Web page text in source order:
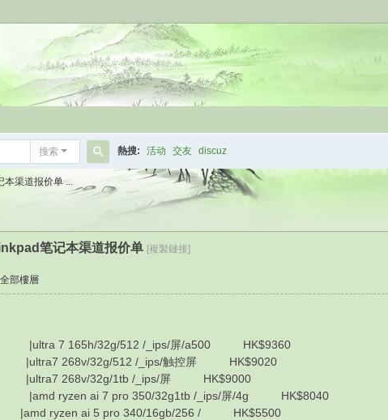
搜索
搜
索
熱搜: 活动 交友 discuz
本渠道报价单 ...
笔记本渠道报价单 [複製鏈接]
部樓層
|ultra 7 165h/32g/512 /_ips/屏/a500 HK$9360
|ultra7 268v/32g/512 /_ips/触控屏 HK$9020
|ultra7 268v/32g/1tb /_ips/屏 HK$9000
|amd ryzen ai 7 pro 350/32g1tb /_ips/屏/4g HK$8040
|amd ryzen ai 5 pro 340/16gb/256 / HK$5500